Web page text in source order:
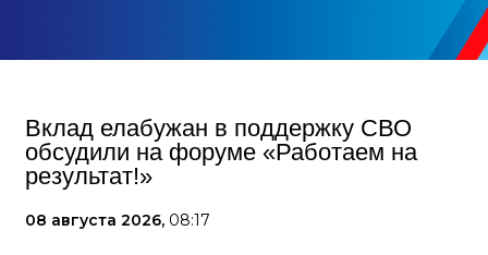
Вклад елабужан в поддержку СВО
обсудили на форуме «Работаем на
результат!»
08 августа 2026, 08:17